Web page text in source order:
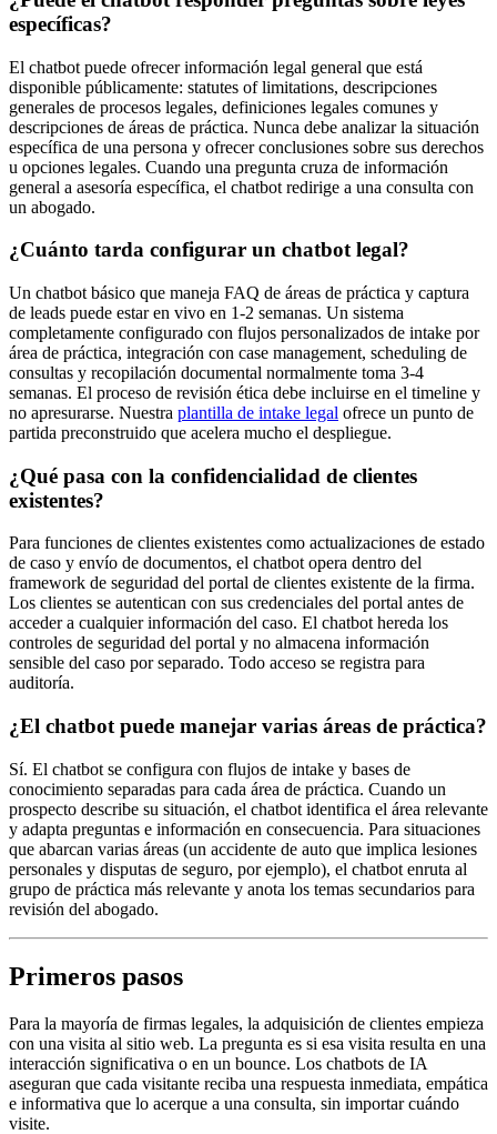
específicas?
El chatbot puede ofrecer información legal general que está
disponible públicamente: statutes of limitations, descripciones
generales de procesos legales, definiciones legales comunes y
descripciones de áreas de práctica. Nunca debe analizar la situación
específica de una persona y ofrecer conclusiones sobre sus derechos
u opciones legales. Cuando una pregunta cruza de información
general a asesoría específica, el chatbot redirige a una consulta con
un abogado.
¿Cuánto tarda configurar un chatbot legal?
Un chatbot básico que maneja FAQ de áreas de práctica y captura
de leads puede estar en vivo en 1-2 semanas. Un sistema
completamente configurado con flujos personalizados de intake por
área de práctica, integración con case management, scheduling de
consultas y recopilación documental normalmente toma 3-4
semanas. El proceso de revisión ética debe incluirse en el timeline y
no apresurarse. Nuestra plantilla de intake legal ofrece un punto de
partida preconstruido que acelera mucho el despliegue.
¿Qué pasa con la confidencialidad de clientes
existentes?
Para funciones de clientes existentes como actualizaciones de estado
de caso y envío de documentos, el chatbot opera dentro del
framework de seguridad del portal de clientes existente de la firma.
Los clientes se autentican con sus credenciales del portal antes de
acceder a cualquier información del caso. El chatbot hereda los
controles de seguridad del portal y no almacena información
sensible del caso por separado. Todo acceso se registra para
auditoría.
¿El chatbot puede manejar varias áreas de práctica?
Sí. El chatbot se configura con flujos de intake y bases de
conocimiento separadas para cada área de práctica. Cuando un
prospecto describe su situación, el chatbot identifica el área relevante
y adapta preguntas e información en consecuencia. Para situaciones
que abarcan varias áreas (un accidente de auto que implica lesiones
personales y disputas de seguro, por ejemplo), el chatbot enruta al
grupo de práctica más relevante y anota los temas secundarios para
revisión del abogado.
Primeros pasos
Para la mayoría de firmas legales, la adquisición de clientes empieza
con una visita al sitio web. La pregunta es si esa visita resulta en una
interacción significativa o en un bounce. Los chatbots de IA
aseguran que cada visitante reciba una respuesta inmediata, empática
e informativa que lo acerque a una consulta, sin importar cuándo
visite.